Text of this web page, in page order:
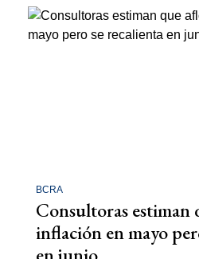
BCRA
Consultoras estiman
inflación en mayo